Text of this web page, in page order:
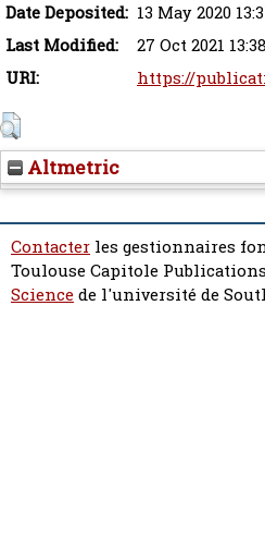
Date Deposited: 13 May 2020
Last Modified:
27 Oct 2021 13:38
URI:
https://
Altmetric
Contacter les gestionnaires
Toulouse Capitole
Sciencede l'université de